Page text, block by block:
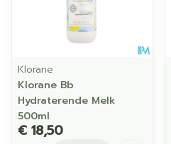
Klorane
Klorane Bb
Hydraterende Melk
500ml
€ 18,50